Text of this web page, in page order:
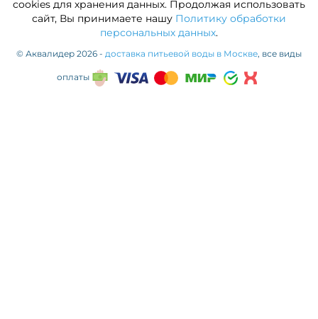
cookies для хранения данных. Продолжая использовать
сайт, Вы принимаете нашу Политику обработки
персональных данных.
© Аквалидер 2026 - доставка питьевой воды в Москве, все виды
оплаты